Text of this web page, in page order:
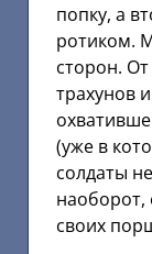
попку, а
ротиком.
сторон.
трахунов
(уже в
солдаты
наоборот,
своих